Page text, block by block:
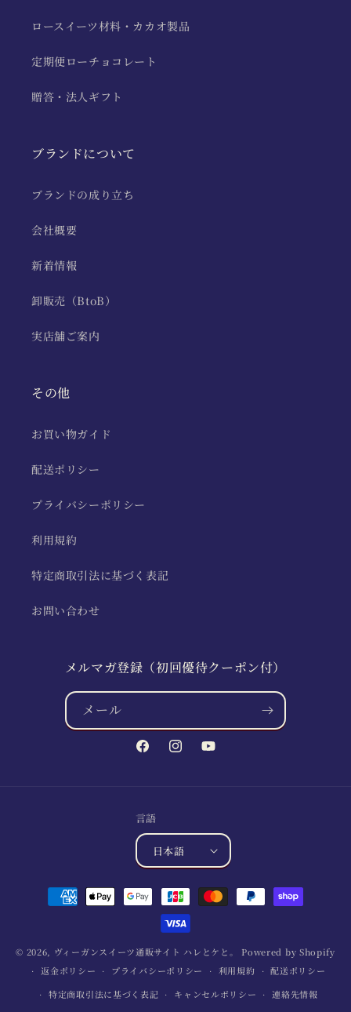
ロースイーツ材料・カカオ製品
定期便ローチョコレート
贈答・法人ギフト
ブランドについて
ブランドの成り立ち
会社概要
新着情報
卸販売（BtoB）
実店舗ご案内
その他
お買い物ガイド
配送ポリシー
プライバシーポリシー
利用規約
特定商取引法に基づく表記
お問い合わせ
メルマガ登録（初回優待クーポン付）
メール
FacebookInstagramYouTube
言語
日本語
法
© 2026, ヴィーガンスイーツ通販サイト ハレとケと。
Powered by Shopify
返金ポリシー
プライバシーポリシー 利用規約
配送ポリシー
特定商取引法に基づく表記
キャンセルポリシー 連絡先情報